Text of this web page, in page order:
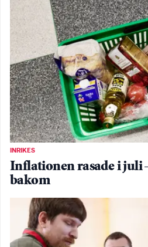
INRIKES
Inflationen rasade i juli
bakom